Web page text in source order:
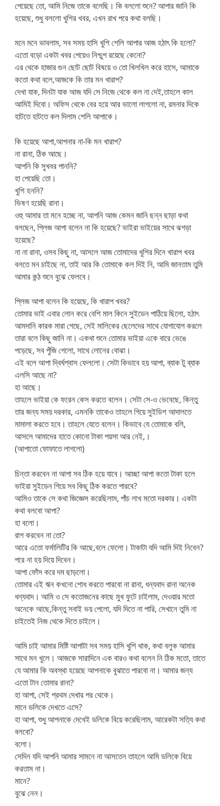
পেয়েছে তো, আমি নিজে তাকে বলেছি। কি বললো শুনে? আপার জানি কি
হয়েছে, শুধু বললো খুশির খবর, এখন রাখ পরে কথা বলছি।
মনে মনে ভাবলাম, সব সময় হাসি খুশি শেলি আপার আজ হঠাৎ কি হলো?
এতো বড়ো একটা খবর পেয়েও নিশ্চুপ রয়েছে কেনো?
এর থেকে হাজার গুন ছোট ছোট বিষয়ে ও তো খিলখিল করে হাসে, আমাকে
কতো কথা বলে,আজকে কি তার মন খারাপ?
দেখা যাক, দিনটা যাক আজ যদি সে নিজে থেকে কল না দেই,তাহলে কাল
আমিই দিবো। অফিস থেকে বের হয়ে আর ভালো লাগলো না, রমনার দিকে
হাটতে হাটতে কল দিলাম শেলি আপাকে।
কি হয়েছে আপা,আপনার না-কি মন খারাপ?
না রানা, ঠিক আছে।
আপনি কি সুখবর পাননি?
হা পেয়েছি তো।
খুশি হননি?
ভিষণ হয়েছি রানা।
ওহু আমার তা মনে হচ্ছে না, আপনি আজ কেমন জানি ছন্ন ছাড়া কথা
বলছেন, প্লিজ আপা বলেন না কি হয়েছে? ভাইরা ভাইয়ের সাথে ঝগড়া
হয়েছে?
না না রানা, ওসব কিছু না, আসলে আজ তোমাদের খুশির দিনে খারাপ খবর
বলতে মন চাইছে না, তাই আর কি তোমাকে কল দিই নি, আমি জানতাম তুমি
আমার কন্ঠ শুনে বুঝে ফেলবে।
প্লিজ আপা বলেন কি হয়েছে, কি খারাপ খবর?
তোমার ভাই এবার লোন করে বেশি মাল কিনে সুইডেন পাঠিয়ে ছিলো, হঠাৎ
আমদানি কারক মারা গেছে, সেই মালিকের ছেলেদের সাথে যোগাযোগ করলে
তারা বলে কিছু জানি না। একথা শুনে তোমার ভাইয়া একে বারে ভেঙে
পড়েছে, সব পুঁজি গেলো, সাথে লোনের বোঝা।
এই বলে আপা দ্বির্ঘশ্বাস ফেললো। সেটা কিভাবে হয় আপা, ব্যাক টু ব্যাক
এলসি আছে না?
হা আছে।
তাহলে ভাইয়া কে ফরেন কেস করতে বলেন। সেটা সে-ও ভেবেছে, কিন্তু
তার জন্য সময় দরকার, এমনকি তাকেও তাহলে গিয়ে সুইডিশ আদালতে
মামালা করতে হবে। তাহলে যেতে বলেন। কিভাবে যে তোমাকে বলি,
আসলে আমাদের হাতে কোনো টাকা পয়সা আর নেই,।
(আপাতো ফোফাতে লাগলো)
চিন্তা করবেন না আপা সব ঠিক হয়ে যাবে। আচ্ছা আপা কতো টাকা হলে
ভাইয়া সুইডেন গিয়ে সব কিছু ঠিক করতে পারবে?
আমিও তাকে সে কথা জিজ্ঞেস করেছিলাম, পাঁচ লাখ মতো দরকার। একটা
কথা বলবো আপা?
হা বলো।
রাগ করবেন না তো?
আরে এতো ফর্মালিটির কি আছে,বলে ফেলো। টাকাটা যদি আমি দিই নিবেন?
পরে না হয় দিয়ে দিবেন।
আপা ফোঁস করে দম ছাড়লো।
তোমার এই ঋন কখনো শোধ করতে পারবো না রানা, ধন্যবাদ রানা অনেক
ধন্যবাদ। আমি ও সে কতোজনের কাছে মুখ ফুটে চাইলাম, দেওয়ার মতো
অনেকে আছে,কিন্তু সবাই ভয় পেলো, যদি দিতে না পারি, সেখানে তুমি না
চাইতেই নিজ থেকে দিতে চাইলে।
আমি চাই আমার মিষ্টি আপাটা সব সময় হাসি খুশি থাক, কথা বলুক আমার
সাথে মন খুলে। আজকে সারাদিনে এক বারও কথা বলেন নি ঠিক মতো, তাতে
যে আমার কি অবস্থা হয়েছে আপনাকে বুঝাতে পারবো না। আমার জন্য
এতো টান তোমার রানা?
হা আপা, সেই প্রথম দেখার পর থেকে।
মানে ডলিকে দেখতে এসে?
হা আপা, শুধু আপনাকে দেখেই ডলিকে বিয়ে করেছিলাম, আরেকটা সত্যি কথা
বলবো?
বলো।
সেদিন যদি আপনি আমার সামনে না আসতেন তাহলে আমি ডলিকে বিয়ে
করতাম না।
মানে?
বুঝে নেন।